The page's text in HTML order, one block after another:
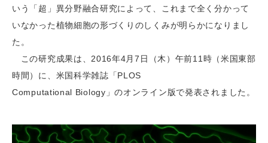
いう「超」異分野融合研究によって、これまで全く分かって
いなかった植物細胞の形づくりのしくみが明らかになりまし
た。
この研究成果は、2016年4月7日（木）午前11時（米国東部
時間）に、米国科学雑誌「PLOS
Computational Biology」のオンライン版で発表されました。